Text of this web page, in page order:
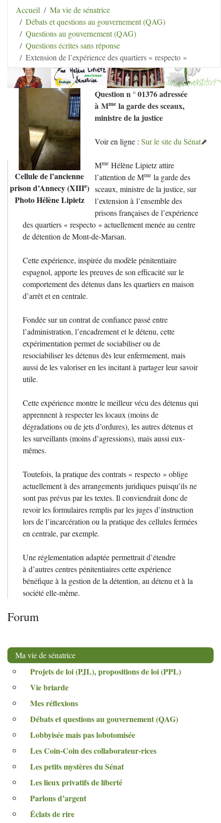
Aller au contenu Aller au menu
secondaire
| Aller à la recherche
Hélène Lipietz
Ancienne Sénatrice de Seine-et-Marne
Accueil
Ma vie de sénatrice
Débats et questions au gouvernement (QAG)
Questions au gouvernement (QAG)
Questions écrites sans réponse
Extension de l’expérience des quartiers « respecto »
Cellule de l’ancienne
prison d’Annecy (XIIIe)
Photo Hélène Lipietz
Question n ° 01376 adressée
à Mme la garde des sceaux,
ministre de la justice
Voir en ligne :Sur le site du Sénat
Mme Hélène Lipietz attire
l’attention de Mme la garde des
sceaux, ministre de la justice, sur
l’extension à l’ensemble des
prisons françaises de l’expérience
des quartiers « respecto » actuellement menée au centre
de détention de Mont-de-Marsan.
Cette expérience, inspirée du modèle pénitentiaire
espagnol, apporte les preuves de son efficacité sur le
comportement des détenus dans les quartiers en maison
d’arrêt et en centrale.
Fondée sur un contrat de confiance passé entre
l’administration, l’encadrement et le détenu, cette
expérimentation permet de sociabiliser ou de
resociabiliser les détenus dès leur enfermement, mais
aussi de les valoriser en les incitant à partager leur savoir
utile.
Cette expérience montre le meilleur vécu des détenus qui
apprennent à respecter les locaux (moins de
dégradations ou de jets d’ordures), les autres détenus et
les surveillants (moins d’agressions), mais aussi eux-
mêmes.
Toutefois, la pratique des contrats « respecto » oblige
actuellement à des arrangements juridiques puisqu’ils ne
sont pas prévus par les textes. Il conviendrait donc de
revoir les formulaires remplis par les juges d’instruction
lors de l’incarcération ou la pratique des cellules fermées
en centrale, par exemple.
Une réglementation adaptée permettrait d’étendre
à d’autres centres pénitentiaires cette expérience
bénéfique à la gestion de la détention, au détenu et à la
société elle-même.
Forum
Ma vie de sénatrice
Projets de loi (PJL), propositions de loi (PPL)
Vie briarde
Mes réflexions
Débats et questions au gouvernement (QAG)
Lobbyisée mais pas lobotomisée
Les Coin-Coin des collaborateur-rices
Les petits mystères du Sénat
Les lieux privatifs de liberté
Parlons d’argent
Éclats de rire